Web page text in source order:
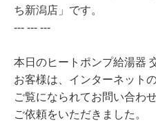
ち新潟店」です。
--- --- ---
本日のヒートポンプ給湯器
お客様は、インターネット
ご覧になられてお問い合わ
ご依頼をいただきました。